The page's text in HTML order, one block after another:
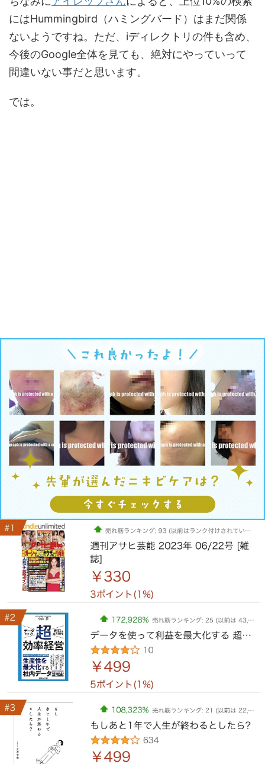
にはHummingbird（ハミングバード）はまだ関係
ないようですね。ただ、iディレクトリの件も含め、
今後のGoogle全体を見ても、絶対にやっていって
間違いない事だと思います。
では。